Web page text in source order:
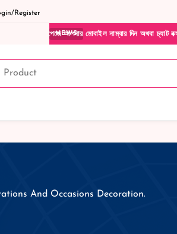
Register
NEWS
আপনার মোবাইল নাম্বার দিন অথবা চ্যাট বক্স এ
And Occasions Decoration.